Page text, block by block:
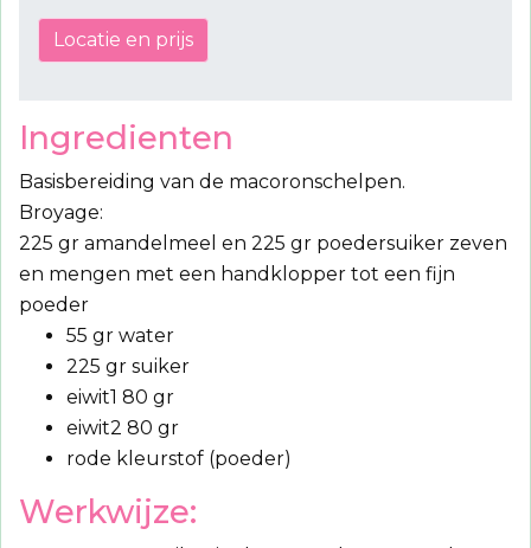
Locatie en prijs
Ingredienten
Basisbereiding van de macoronschelpen.
Broyage:
225 gr amandelmeel en 225 gr poedersuiker zeven
en mengen met een handklopper tot een fijn
poeder
55 gr water
225 gr suiker
eiwit1 80 gr
eiwit2 80 gr
rode kleurstof (poeder)
Werkwijze: